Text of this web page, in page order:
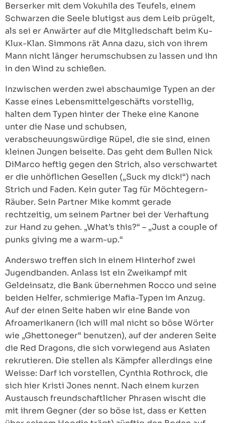
Berserker mit dem Vokuhila des Teufels, einem
Schwarzen die Seele blutigst aus dem Leib prügelt,
als sei er Anwärter auf die Mitgliedschaft beim Ku-
Klux-Klan. Simmons rät Anna dazu, sich von ihrem
Mann nicht länger herumschubsen zu lassen und ihn
in den Wind zu schießen.
Inzwischen werden zwei abschaumige Typen an der
Kasse eines Lebensmittelgeschäfts vorstellig,
halten dem Typen hinter der Theke eine Kanone
unter die Nase und schubsen,
verabscheuungswürdige Rüpel, die sie sind, einen
kleinen Jungen beiseite. Das geht dem Bullen Nick
DiMarco heftig gegen den Strich, also verschwartet
er die unhöflichen Gesellen („Suck my dick!“) nach
Strich und Faden. Kein guter Tag für Möchtegern-
Räuber. Sein Partner Mike kommt gerade
rechtzeitig, um seinem Partner bei der Verhaftung
zur Hand zu gehen. „What’s this?“ – „Just a couple of
punks giving me a warm-up.“
Anderswo treffen sich in einem Hinterhof zwei
Jugendbanden. Anlass ist ein Zweikampf mit
Geldeinsatz, die Bank übernehmen Rocco und seine
beiden Helfer, schmierige Mafia-Typen im Anzug.
Auf der einen Seite haben wir eine Bande von
Afroamerikanern (ich will mal nicht so böse Wörter
wie „Ghettoneger“ benutzen), auf der anderen Seite
die Red Dragons, die sich vorwiegend aus Asiaten
rekrutieren. Die stellen als Kämpfer allerdings eine
Weisse: Darf ich vorstellen, Cynthia Rothrock, die
sich hier Kristi Jones nennt. Nach einem kurzen
Austausch freundschaftlicher Phrasen wischt die
mit ihrem Gegner (der so böse ist, dass er Ketten